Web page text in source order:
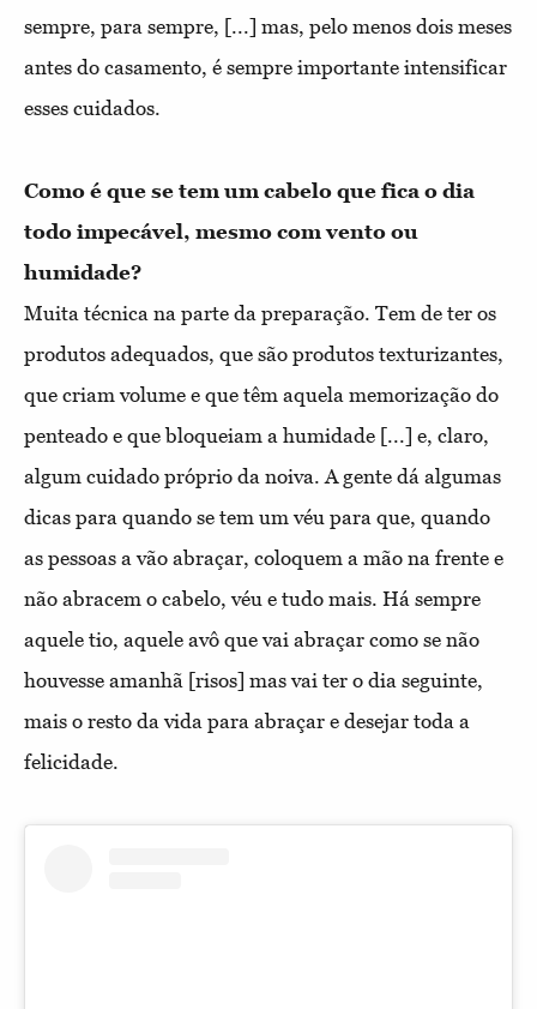
sempre, para sempre, [...] mas, pelo menos dois meses
antes do casamento, é sempre importante intensificar
esses cuidados.
Como é que se tem um cabelo que fica o dia
todo impecável, mesmo com vento ou
Muita técnica na parte da preparação. Tem de ter os
produtos adequados, que são produtos texturizantes,
que criam volume e que têm aquela memorização do
penteado e que bloqueiam a humidade [...] e, claro,
algum cuidado próprio da noiva. A gente dá algumas
dicas para quando se tem um véu para que, quando
as pessoas a vão abraçar, coloquem a mão na frente e
não abracem o cabelo, véu e tudo mais. Há sempre
aquele tio, aquele avô que vai abraçar como se não
houvesse amanhã [risos] mas vai ter o dia seguinte,
mais o resto da vida para abraçar e desejar toda a
felicidade.